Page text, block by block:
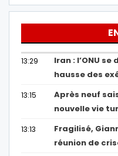
13:29
Iran : l’ONU
hausse des
13:15
Après neuf
nouvelle vie
13:13
Fragilisé,
réunion de